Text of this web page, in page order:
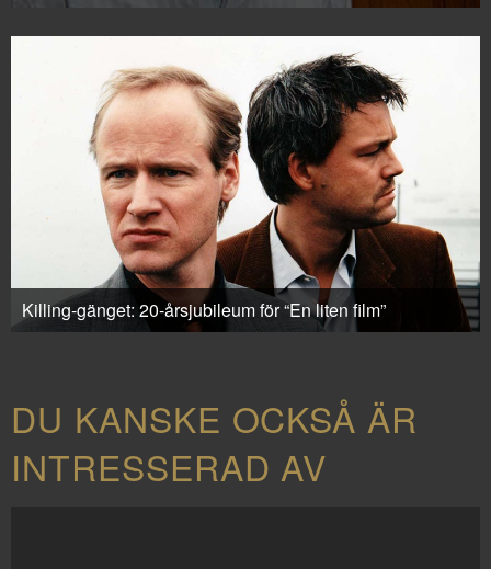
Killing-gänget: 20-årsjubileum för “En liten film”
DU KANSKE OCKSÅ ÄR
INTRESSERAD AV